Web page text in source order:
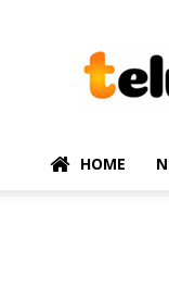
–
Telugu
Political
HOME